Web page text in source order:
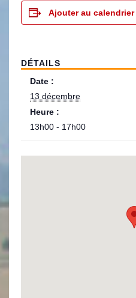
Ajouter au calendrier
DÉTAILS
Date :
13 décembre
Heure :
13h00 - 17h00